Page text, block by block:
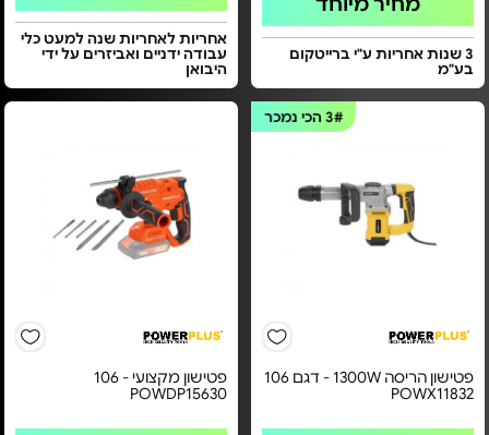
3 שנות אחריות ע"י ברייטקום
בע"מ
אחריות לאחריות שנה למעט כלי
עבודה ידניים ואביזרים על ידי
היבואן
3#הכי נמכר
פטישון הריסה 1300W - דגם 106
POWX11832
פטישון מקצועי - 106
POWDP15630